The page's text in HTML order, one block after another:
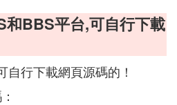
和BBS平台,可自行下載
行下載網頁源碼的！